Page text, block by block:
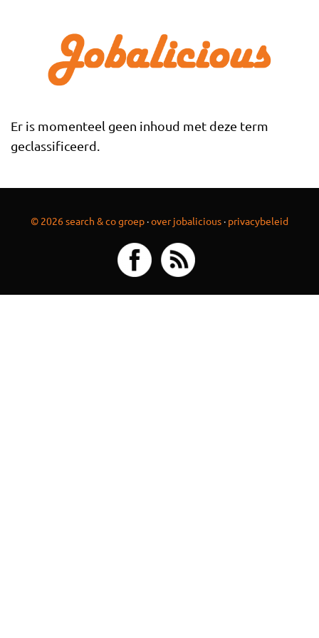
Er is momenteel geen inhoud met deze term
geclassificeerd.
© 2026 search & co groep ·over jobalicious · privacybeleid